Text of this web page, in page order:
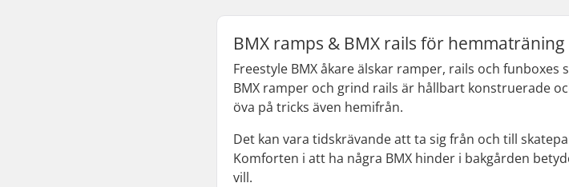
BMX ramps & BMX rails för hemmaträning
Freestyle BMX åkare älskar ramper, rails och
BMX ramper och grind rails är hållbart konstruerade
öva på tricks även hemifrån.
Det kan vara tidskrävande att ta sig från och till
Komforten i att ha några BMX hinder i bakgården
vill.